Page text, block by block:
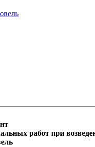
работ при